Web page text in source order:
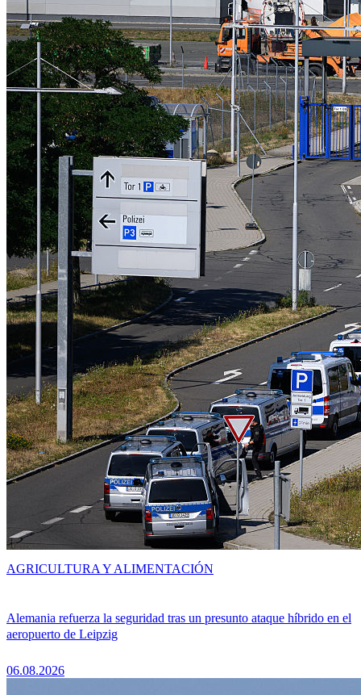
Alemania refuerza la seguridad tras un presunto ataque híbrido en el
aeropuerto de Leipzig
06.08.2026
AGRICULTURA Y ALIMENTACIÓN